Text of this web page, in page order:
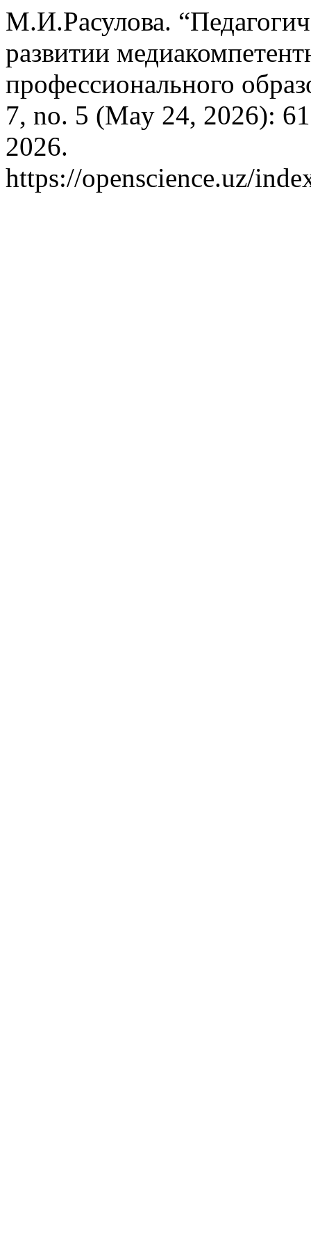
М.И.Расулова.
развитии
профессионального
7, no. 5 (May 24, 2026):
2026.
https://openscience.uz/